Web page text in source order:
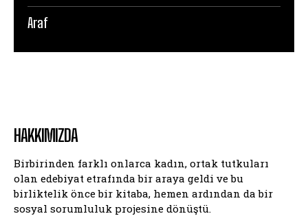
Araf
HAKKIMIZDA
Birbirinden farklı onlarca kadın, ortak tutkuları
olan edebiyat etrafında bir araya geldi ve bu
birliktelik önce bir kitaba, hemen ardından da bir
sosyal sorumluluk projesine dönüştü.